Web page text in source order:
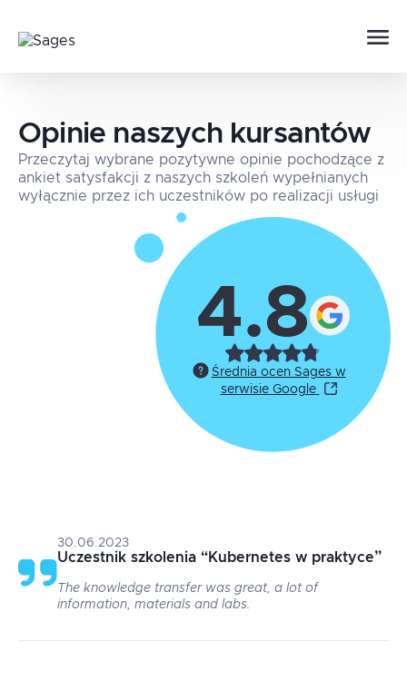
Opinie naszych kursantów
Przeczytaj wybrane pozytywne opinie pochodzące z
ankiet satysfakcji z naszych szkoleń wypełnianych
wyłącznie przez ich uczestników po realizacji usługi
4.8
Średnia ocen Sages w
serwisie Google
30.06.2023
Uczestnik szkolenia “Kubernetes w praktyce”
The knowledge transfer was great, a lot of
information, materials and labs.